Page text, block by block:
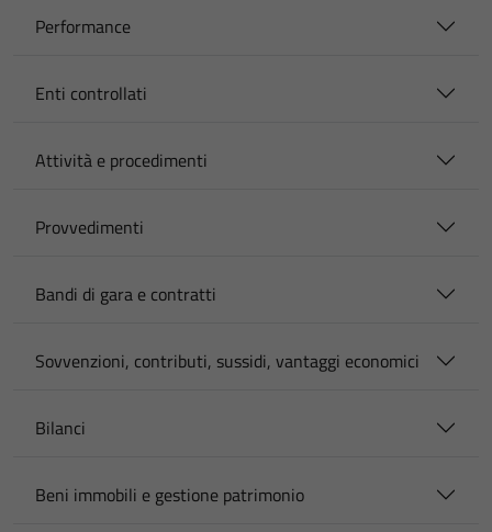
Performance
Enti controllati
Attività e procedimenti
Provvedimenti
Bandi di gara e contratti
Sovvenzioni, contributi, sussidi, vantaggi economici
Bilanci
Beni immobili e gestione patrimonio